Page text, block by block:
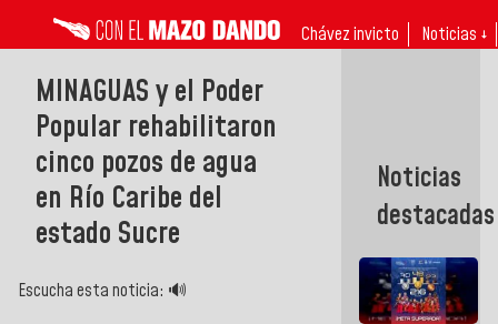
Chávez invicto Noticias ↓
MINAGUAS y el Poder
Popular rehabilitaron
cinco pozos de agua
en Río Caribe del
estado Sucre
Escucha esta noticia: 🔊
Noticias
destacadas